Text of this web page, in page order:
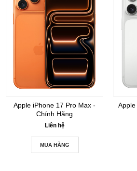
Apple iPhone 17 Pro Max -
Chính Hãng
Liên hệ
MUA HÀNG